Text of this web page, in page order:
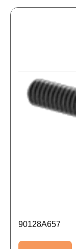
90128A657